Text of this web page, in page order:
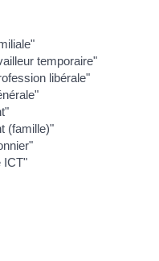
temporaire"
libérale"
(famille)"
ICT"